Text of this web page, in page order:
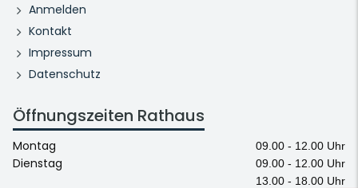
Anmelden
Kontakt
Impressum
Datenschutz
Öffnungszeiten Rathaus
Montag 09.00 - 12.00 Uhr
Dienstag
09.00 - 12.00 Uhr
13.00 - 18.00 Uhr